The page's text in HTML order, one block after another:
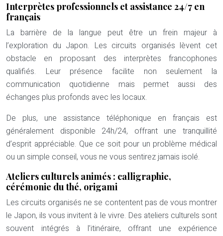
Interprètes professionnels et assistance 24/7 en
français
La barrière de la langue peut être un frein majeur à
l’exploration du Japon. Les circuits organisés lèvent cet
obstacle en proposant des interprètes francophones
qualifiés. Leur présence facilite non seulement la
communication quotidienne mais permet aussi des
échanges plus profonds avec les locaux.
De plus, une assistance téléphonique en français est
généralement disponible 24h/24, offrant une tranquillité
d’esprit appréciable. Que ce soit pour un problème médical
ou un simple conseil, vous ne vous sentirez jamais isolé.
Ateliers culturels animés : calligraphie,
cérémonie du thé, origami
Les circuits organisés ne se contentent pas de vous montrer
le Japon, ils vous invitent à le vivre. Des ateliers culturels sont
souvent intégrés à l’itinéraire, offrant une expérience